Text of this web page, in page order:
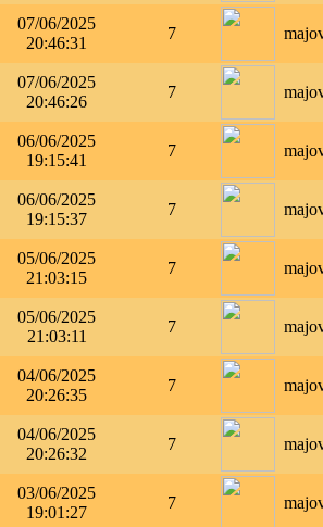
07/06/2025
20:46:31
7
07/06/2025
20:46:26
7
06/06/2025
19:15:41
7
06/06/2025
19:15:37
7
05/06/2025
21:03:15
7
05/06/2025
21:03:11
7
04/06/2025
20:26:35
7
04/06/2025
20:26:32
7
03/06/2025
19:01:27
7